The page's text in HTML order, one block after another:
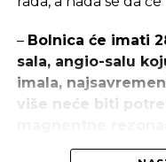
vjetroelektrane
Konzorcija ABB
HZ HB d.d.
Radovi počinju
očekuje krajem
– Bolnica će imati
sala, angio-salu
imala,
više neće biti
– naglasio je